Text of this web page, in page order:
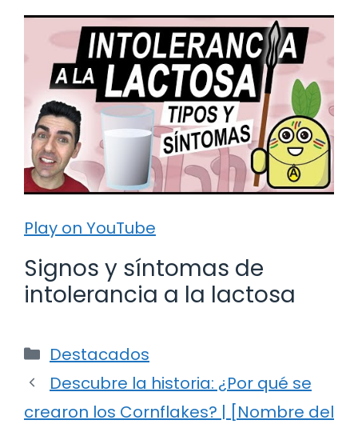
Play on YouTube
Signos y síntomas de
intolerancia a la lactosa
Categorías
Destacados
Descubre la historia: ¿Por qué se
crearon los Cornflakes? | [Nombre del